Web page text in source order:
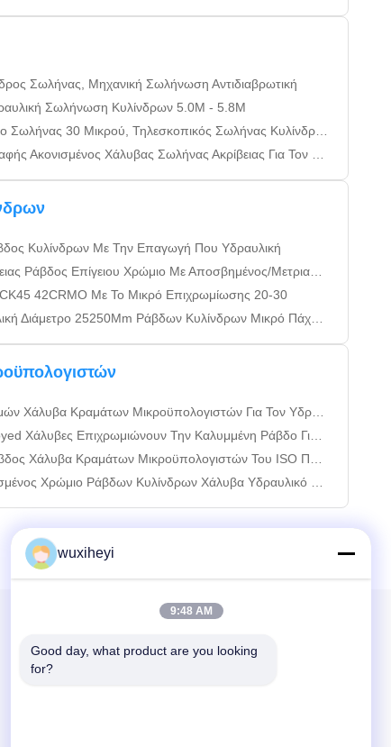
Σωλήνας, Μηχανική Σωλήνωση Αντιδιαβρωτική
Σωλήνωση Κυλίνδρων 5.0M - 5.8M
Σωλήνας 30 Μικρού, Τηλεσκοπικός Σωλήνας Κυλίνδρων
Χάλυβας Σωλήνας Ακρίβειας Για Τον Υδραυλικό Κύλινδρο
Κυλίνδρων Με Την Επαγωγή Που Υδραυλική
Ράβδος Επίγειου Χρώμιο Με Αποσβημένος/Μετριασμένος
42CRMO Με Το Μικρό Επιχρωμίωσης 20-30
25250Mm Ράβδων Κυλίνδρων Μικρό Πάχους 20-30 Chrom
Κραμάτων Μικροϋπολογιστών Για Τον Υδραυλικό Κύλινδρο
Επιχρωμιώνουν Την Καλυμμένη Ράβδο Για Τον Κύλινδρο
Κραμάτων Μικροϋπολογιστών Του ISO Που Γυρίζει Άμεσα
Ράβδων Κυλίνδρων Χάλυβα Υδραυλικό Που Καλύπτεται
Εγγραφείτε στο ενημερωτικό μας δελτίο για εκπτώσεις και
wuxiheyi
9:48 AM
Good day, what product are you looking
for?